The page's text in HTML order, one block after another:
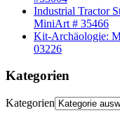
Industrial Tractor
MiniArt # 35466
Kit-Archäologie:
03226
Kategorien
Kategorien